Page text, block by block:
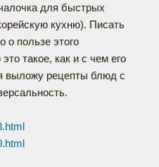
для быстрых
кухню). Писать
о пользе этого
такое, как и с чем его
выложу рецепты блюд с